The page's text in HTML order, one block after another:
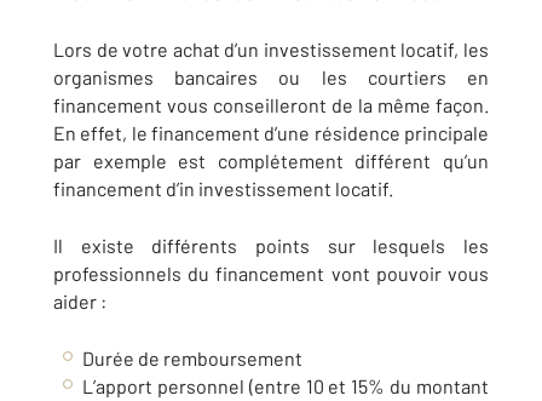
Lors de votre achat d’un investissement locatif, les
organismes bancaires ou les courtiers en
financement vous conseilleront de la même façon.
En effet, le financement d’une résidence principale
par exemple est complétement différent qu’un
financement d’in investissement locatif.
Il existe différents points sur lesquels les
professionnels du financement vont pouvoir vous
aider :
Durée de remboursement
L’apport personnel (entre 10 et 15% du montant